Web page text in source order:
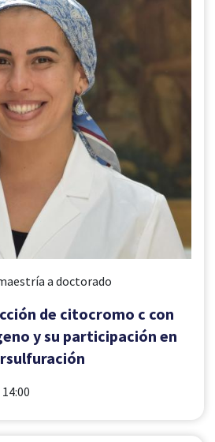
a doctorado
de citocromo c con
y su participación en
14:00